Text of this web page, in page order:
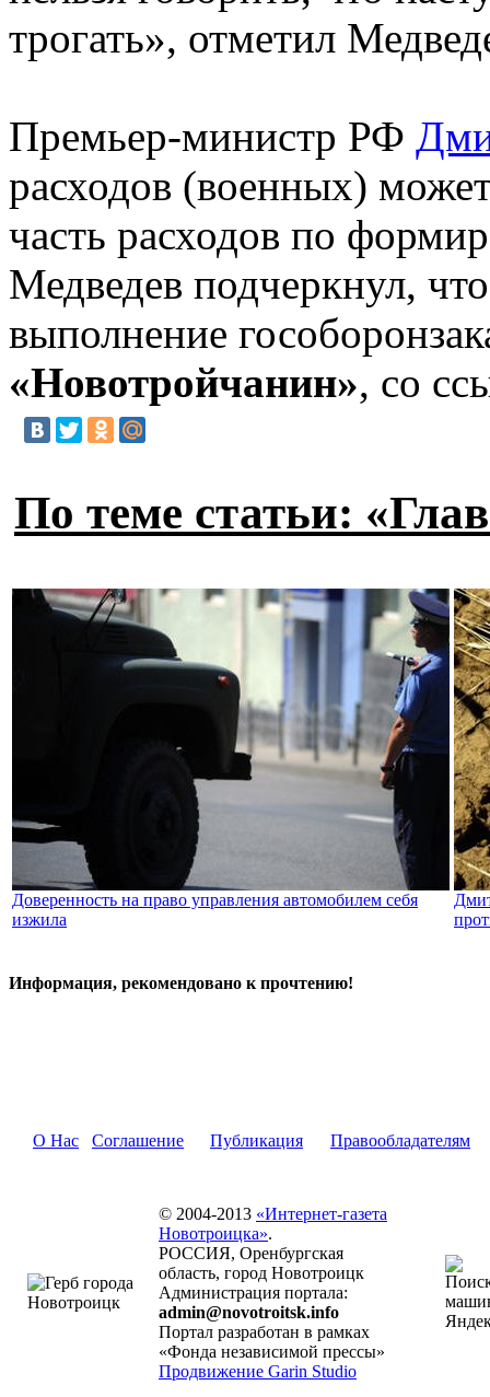
трогать», отметил
Премьер-министр РФ
расходов (военных)
часть расходов по
Медведев подчеркнул,
выполнение
«Новотройчанин», со
По теме статьи:
Доверенность на право управления автомобилем себя
изжила
Информация, рекомендовано к прочтению!
О Нас Соглашение Публикация Правообладателям
© 2004-2013 «Интернет-газета
Новотроицка».
РОССИЯ, Оренбургская
область, город Новотроицк
Администрация портала:
admin@novotroitsk.info
Портал разработан в рамках
«Фонда независимой прессы»
Продвижение Garin Studio